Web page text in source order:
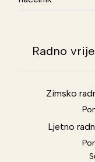
Radno
Zimsko
Ljetno